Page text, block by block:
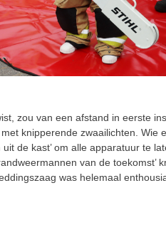
zou van een afstand in eerste
knipperende zwaailichten. Wie
de kast’ om alle apparatuur te
van de toekomst’
was helemaal